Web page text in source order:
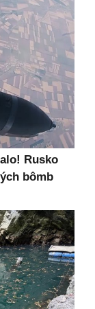
Rusko
bômb